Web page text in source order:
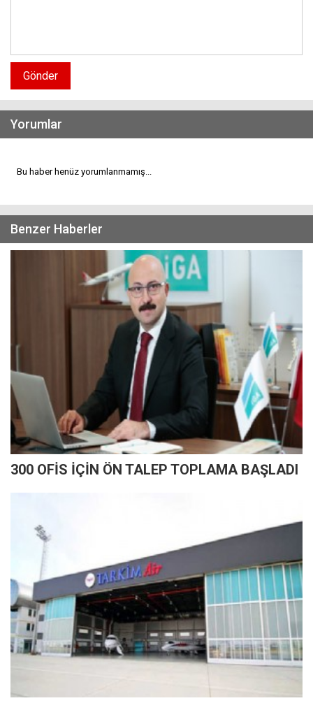
Gönder
Yorumlar
Bu haber henüz yorumlanmamış...
Benzer Haberler
300 OFİS İÇİN ÖN TALEP TOPLAMA BAŞLADI